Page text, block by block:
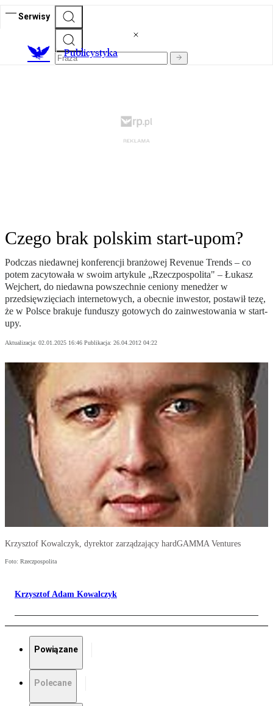
Serwisy
Publicystyka
Czego brak polskim start-upom?
Podczas niedawnej konferencji branżowej Revenue Trends – co
potem zacytowała w swoim artykule „Rzeczpospolita" – Łukasz
Wejchert, do niedawna powszechnie ceniony menedżer w
przedsięwzięciach internetowych, a obecnie inwestor, postawił tezę,
że w Polsce brakuje funduszy gotowych do zainwestowania w start-
upy.
Aktualizacja: 02.01.2025 16:46 Publikacja: 26.04.2012 04:22
Krzysztof Kowalczyk, dyrektor zarządzający hardGAMMA Ventures
Foto: Rzeczpospolita
Krzysztof Adam Kowalczyk
Powiązane
Polecane